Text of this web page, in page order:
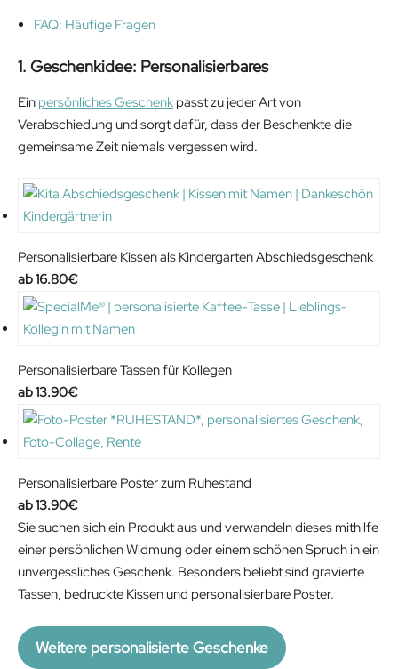
FAQ: Häufige Fragen
1. Geschenkidee: Personalisierbares
Ein persönliches Geschenk passt zu jeder Art von
Verabschiedung und sorgt dafür, dass der Beschenkte die
gemeinsame Zeit niemals vergessen wird.
Personalisierbare Kissen als Kindergarten Abschiedsgeschenk
16.80€
Personalisierbare Tassen für Kollegen
13.90€
Personalisierbare Poster zum Ruhestand
13.90€
Sie suchen sich ein Produkt aus und verwandeln dieses mithilfe
einer persönlichen Widmung oder einem schönen Spruch in ein
unvergessliches Geschenk. Besonders beliebt sind gravierte
Tassen, bedruckte Kissen und personalisierbare Poster.
Weitere personalisierte Geschenke